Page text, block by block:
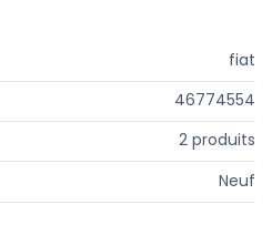
fiat
46774554
2 produits
Neuf